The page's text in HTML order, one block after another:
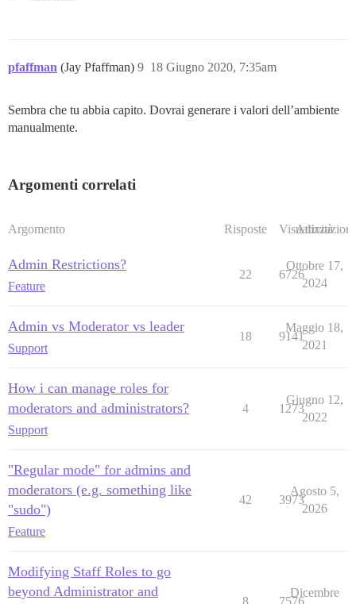
pfaffman (Jay Pfaffman) 18 Giugno 2020, 7:35am
9
Sembra che tu abbia capito. Dovrai generare i valori dell’ambiente
manualmente.
Argomenti correlati
Argomento Risposte Visualizzazioni
Attività
Admin Restrictions?
Feature
22 6726
Ottobre 17,
2024
Admin vs Moderator vs leader
Support
18 9141
Maggio 18,
2021
How i can manage roles for
moderators and administrators?
Support
4 1273
Giugno 12,
2022
"Regular mode" for admins and
moderators (e.g. something like
"sudo")
Feature
42 3973
Agosto 5,
2026
Modifying Staff Roles to go
beyond Administrator and
8 7576
Dicembre